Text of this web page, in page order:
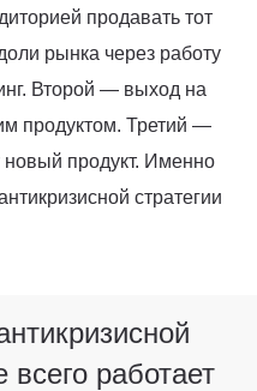
продавать тот
рынка через работу
Второй — выход на
продуктом. Третий —
продукт. Именно
стратегии
всего работает